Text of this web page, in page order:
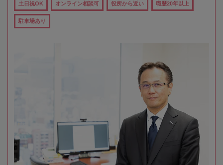
土日祝OK オンライン相談可 役所から近い 職歴20年以上
駐車場あり